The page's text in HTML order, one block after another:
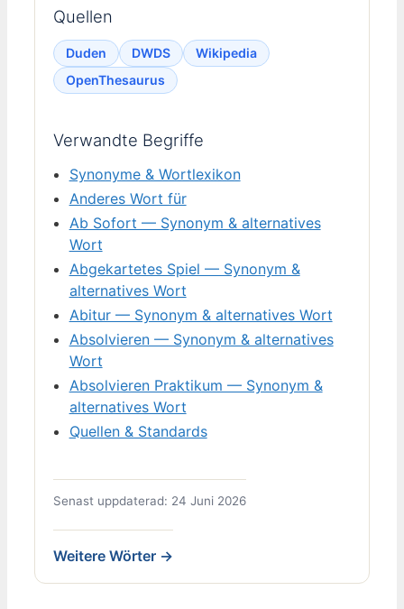
Quellen
Duden DWDS
Wikipedia
OpenThesaurus
Verwandte Begriffe
Synonyme & Wortlexikon
Anderes Wort für
Ab Sofort — Synonym & alternatives
Wort
Abgekartetes Spiel — Synonym &
alternatives Wort
Abitur — Synonym & alternatives Wort
Absolvieren — Synonym & alternatives
Wort
Absolvieren Praktikum — Synonym &
alternatives Wort
Quellen & Standards
Senast uppdaterad: 24 Juni 2026
Weitere Wörter →